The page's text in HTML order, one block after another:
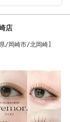
店
/岡崎市/北岡崎]